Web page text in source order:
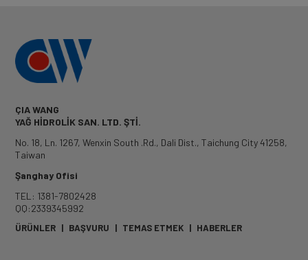
ÇIA WANG
YAĞ HİDROLİK SAN. LTD. ŞTİ.
No. 18, Ln. 1267, Wenxin South .Rd., Dali Dist.,Taichung City41258,
Taiwan
Şanghay Ofisi
TEL: 1381-7802428
QQ:2339345992
ÜRÜNLER | BAŞVURU | TEMAS ETMEK | HABERLER